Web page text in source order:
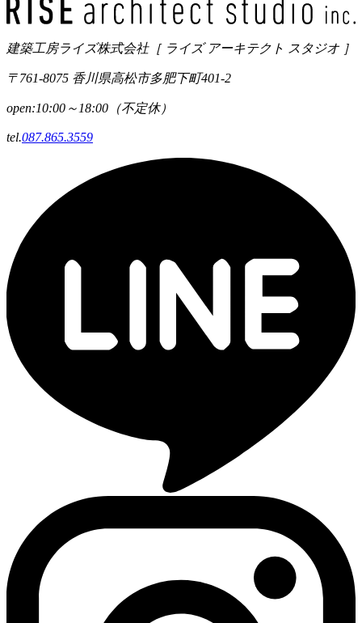
建築工房ライズ株式会社［ ライズ アーキテクト スタジオ ］
〒761-8075 香川県高松市多肥下町401-2
open:10:00～18:00（不定休）
tel.087.865.3559